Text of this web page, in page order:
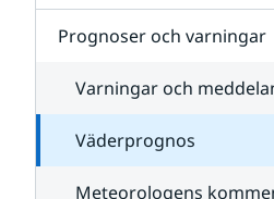
Prognoser och varningar
Varningar och
Väderprognos
Meteorologens